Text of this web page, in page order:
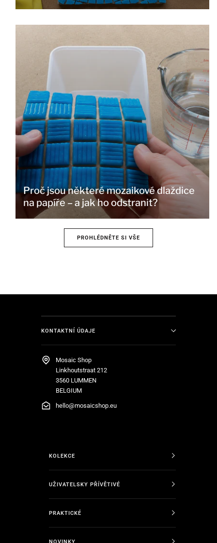
Proč jsou některé mozaikové dlaždice
na papíře – a jak ho odstranit?
PROHLÉDNĚTE SI VŠE
KONTAKTNÍ ÚDAJE
Mosaic Shop
Linkhoutstraat 212
3560 LUMMEN
BELGIUM
hello@mosaicshop.eu
KOLEKCE
UŽIVATELSKY PŘÍVĚTIVÉ
PRAKTICKÉ
NOVINKY